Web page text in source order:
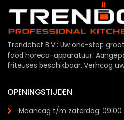
Trendchef B.V.: Uw one-stop
food horeca-apparatuur.
friteuses beschikbaar. Verhoog
OPENINGSTIJDEN
Maandag t/m zaterdag: 09:00